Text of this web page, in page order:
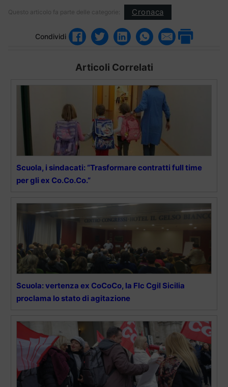
Questo articolo fa parte delle categorie: Cronaca
Condividi
Articoli Correlati
Scuola, i sindacati: “Trasformare contratti full time
per gli ex Co.Co.Co.”
Scuola: vertenza ex CoCoCo, la Flc Cgil Sicilia
proclama lo stato di agitazione